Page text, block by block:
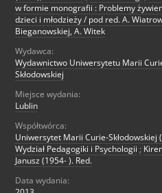
w formie monografii : Problemy
dzieci i młodzieży / pod red. A.
Bieganowskiej, A. Witek
Wydawca:
Wydawnictwo Uniwersytetu Marii
Skłodowskiej
Miejsce wydania:
Lublin
Współtwórca:
Uniwersytet Marii Curie-Skłodowskiej
Wydział Pedagogiki i Psychologii ;
Janusz (1954- ). Red.
Data wydania: